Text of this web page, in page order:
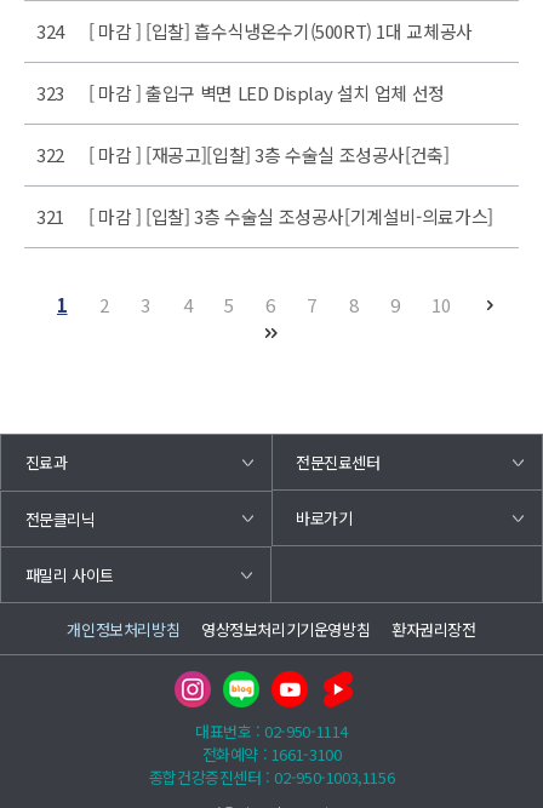
324 [ 마감 ] [입찰] 흡수식냉온수기(500RT) 1대 교체공사
323 [ 마감 ] 출입구 벽면 LED Display 설치 업체 선정
322 [ 마감 ] [재공고][입찰] 3층 수술실 조성공사[건축]
321 [ 마감 ] [입찰] 3층 수술실 조성공사[기계설비-의료가스]
1 2 3 4 5 6 7 8 9 10
진료과 전문진료센터
전문클리닉 바로가기
패밀리 사이트
개인정보처리방침 영상정보처리기기운영방침 환자권리장전
대표번호 : 02-950-1114
전화예약 : 1661-3100
종합건강증진센터 : 02-950-1003,1156